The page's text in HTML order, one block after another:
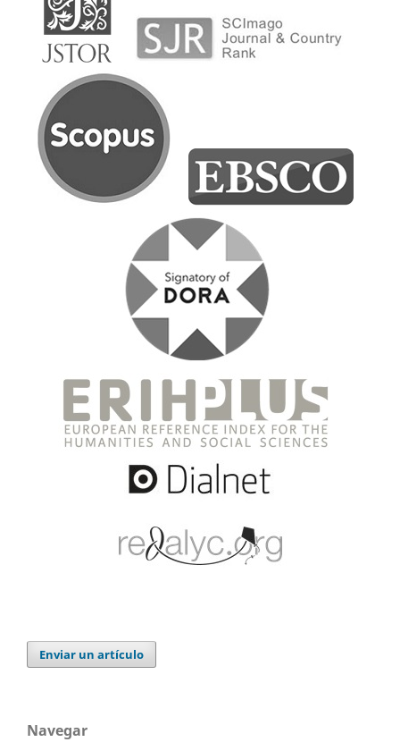
Enviar un artículo
Navegar